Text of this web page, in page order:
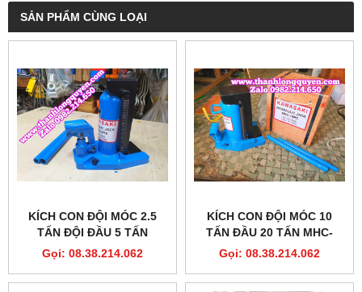
SẢN PHẨM CÙNG LOẠI
KÍCH CON ĐỘI MÓC 2.5
TẤN ĐỘI ĐẦU 5 TẤN
MODEL MHC-2.5RS
Gọi: 08.38.214.062
KÍCH CON ĐỘI MÓC 10
TẤN ĐẦU 20 TẤN MHC-
10RS 25MM-185MM
Gọi: 08.38.214.062